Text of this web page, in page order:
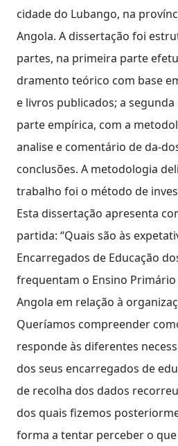
cidade do Lubango, na
Angola. A dissertação foi
partes, na primeira parte
dramento teórico com base
e livros publicados; a
parte empírica, com a
analise e comentário de da-
conclusões. A metodologia
trabalho foi o método de
Esta dissertação apresenta
partida: “Quais são às
Encarregados de Educação
frequentam o Ensino
Angola em relação à
Queríamos compreender
responde às diferentes
dos seus encarregados de
de recolha dos dados
dos quais fizemos
forma a tentar perceber o